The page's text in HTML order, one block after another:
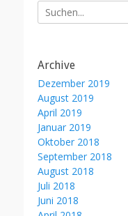
Suche
nach:
Archive
Dezember 2019
August 2019
April 2019
Januar 2019
Oktober 2018
September 2018
August 2018
Juli 2018
Juni 2018